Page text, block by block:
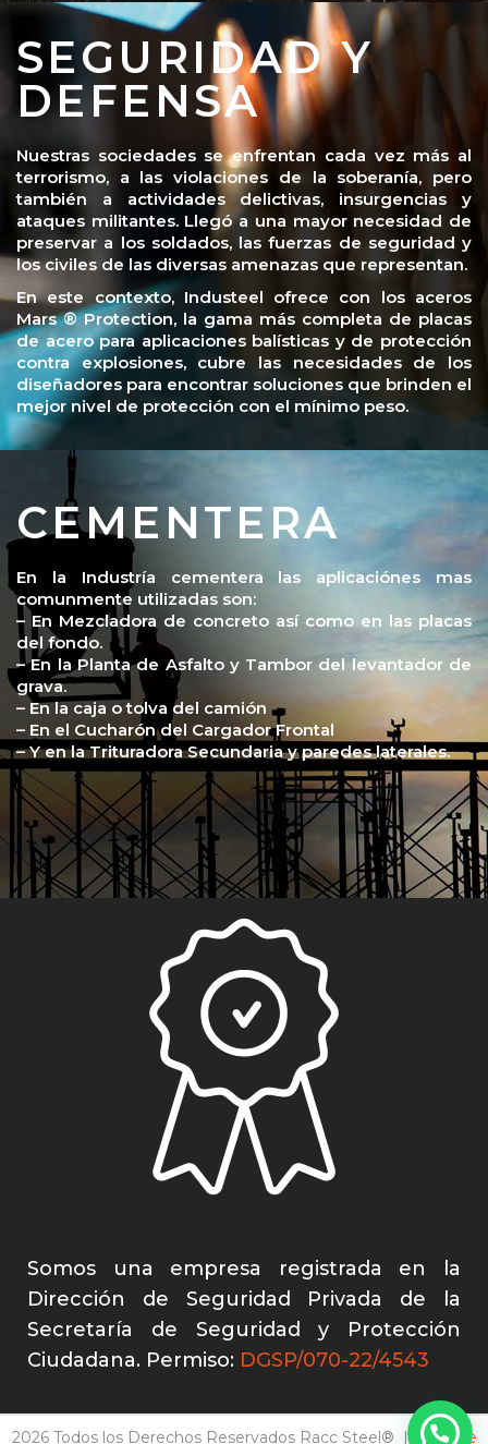
SEGURIDAD Y
DEFENSA
Nuestras sociedades se enfrentan cada vez más al
terrorismo, a las violaciones de la soberanía, pero
también a actividades delictivas, insurgencias y
ataques militantes. Llegó a una mayor necesidad de
preservar a los soldados, las fuerzas de seguridad y
los civiles de las diversas amenazas que representan.
En este contexto, Industeel ofrece con los aceros
Mars ® Protection, la gama más completa de placas
de acero para aplicaciones balísticas y de protección
contra explosiones, cubre las necesidades de los
diseñadores para encontrar soluciones que brinden el
mejor nivel de protección con el mínimo peso.
CEMENTERA
En la Industría cementera las aplicaciónes mas
comunmente utilizadas son:
– En Mezcladora de concreto así como en las placas
del fondo.
– En la Planta de Asfalto y Tambor del levantador de
grava.
– En la caja o tolva del camión
– En el Cucharón del Cargador Frontal
– Y en la Trituradora Secundaria y paredes laterales.
Somos una empresa registrada en la
Dirección de Seguridad Privada de la
Secretaría de Seguridad y Protección
Ciudadana. Permiso: DGSP/070-22/4543
2026 Todos los Derechos Reservados Racc Steel® | Aviso de